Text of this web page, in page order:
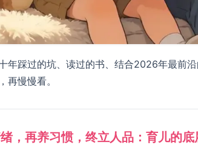
年踩过的坑、读过的书、结合2026年最前
再慢慢看。
，再养习惯，终立人品：育儿的底